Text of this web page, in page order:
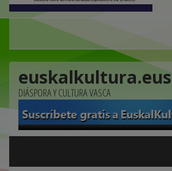
euskalkultura.eus
DIÁSPORA Y CULTURA VASCA